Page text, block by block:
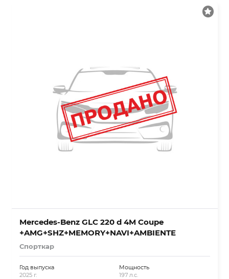
Mercedes-Benz GLC 220 d 4M Coupe
+AMG+SHZ+MEMORY+NAVI+AMBIENTE
Спорткар
Год выпуска
2025 г.
Мощность
197 л.с.